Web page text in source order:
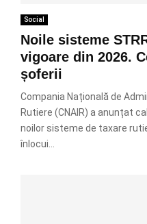
Social
Noile sisteme
vigoare din 2026.
șoferii
Compania Națională de
Rutiere (CNAIR) a anunțat
noilor sisteme de taxare
înlocui...